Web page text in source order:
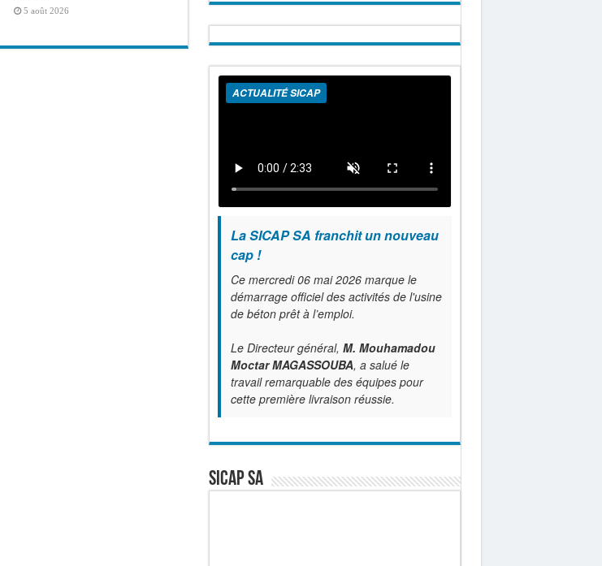
5 août 2026
ACTUALITÉ SICAP
La SICAP SA franchit un nouveau
cap !
Ce mercredi 06 mai 2026 marque le
démarrage officiel des activités de l'usine
de béton prêt à l’emploi.
Le Directeur général, M. Mouhamadou
Moctar MAGASSOUBA, a salué le
travail remarquable des équipes pour
cette première livraison réussie.
SICAP SA